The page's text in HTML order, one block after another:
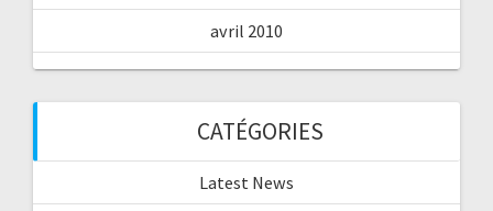
avril 2010
CATÉGORIES
Latest News